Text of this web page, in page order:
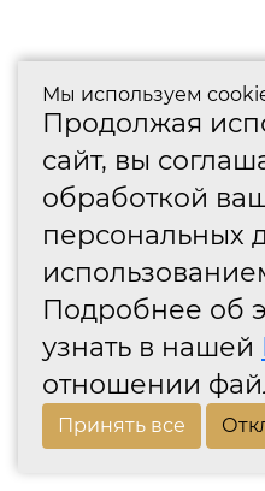
Мы используем
Продолжая
сайт, вы
обработкой
персональных
Подробнее об
узнать в нашей
отношении
Принять все